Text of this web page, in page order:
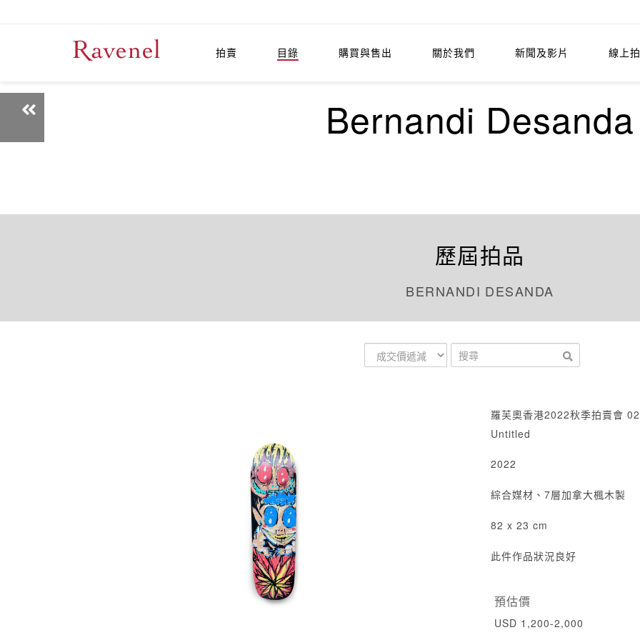
拍賣 目錄 購買與售出 關於我們 新聞及影片 線上
Bernandi Desanda
歷屆拍品
BERNANDI DESANDA
羅芙奧香港2022秋季拍賣會
Untitled
2022
綜合媒材、7層加拿大楓木製
82 x 23 cm
此件作品狀況良好
預估價
USD 1,200-2,000